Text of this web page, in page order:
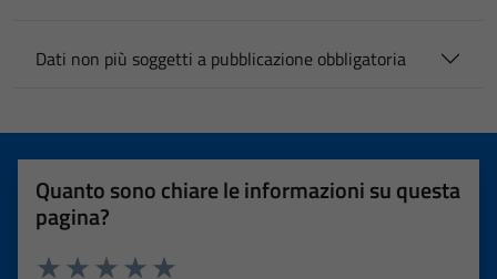
Dati non più soggetti a pubblicazione obbligatoria
Quanto sono chiare le informazioni su questa
pagina?